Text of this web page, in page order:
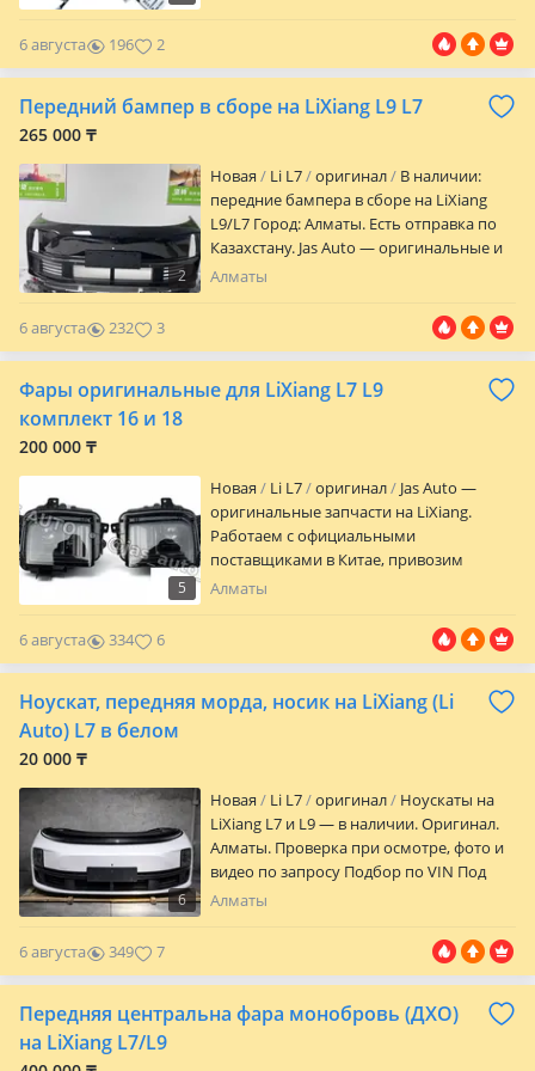
проверенные аналоговые запчасти
Доставка по всему Казахстану и странам
СНГ Конкурентные цены и оперативные
сроки поставки Напишите нам модель
решение.
и др.). В наличии: оригинальные новые
камеры на Лисян LiXiang Li L9/L7/L6
Город: Алматы. Отправка по Казахстану
есть.
6 августа 196 2
Передний бампер в сборе на LiXiang L9 L7
265 000 ₸
2
Новая Li L7 оригинал
В наличии:
передние бампера в сборе на LiXiang
L9/L7 Город: Алматы. Есть отправка по
Казахстану. Jas Auto — оригинальные и
OEM запчасти на LiXiang. Работаем с
привозим любые запчасти под заказ на
китайские марки авто: LiXiang, Geely,
Changan, BYD и др.
Алматы
6 августа 232 3
Фары оригинальные для LiXiang L7 L9
комплект 16 и 18
200 000 ₸
5
Новая Li L7 оригинал
Jas Auto —
оригинальные запчасти на LiXiang.
Работаем с официальными
поставщиками в Китае, привозим
любые запчасти под заказ на китайские
и др.). В наличии: оригинальные фары
LiXiang L7 18-пиновые (левая + правая/
комплект) Город: Алматы. Отправка по
Казахстану есть.
Алматы
6 августа 334 6
Ноускат, передняя морда, носик на LiXiang (Li
Auto) L7 в белом
20 000 ₸
6
Новая Li L7 оригинал
Ноускаты на
LiXiang L7 и L9 — в наличии. Оригинал.
Алматы. Проверка при осмотре, фото и
видео по запросу Подбор по VIN Под
заказ из Китая привезем любые
10 дней Самовывоз или отправка по
Казахстану Пишите или звоните —
отвечаем быстро Jas Auto —
проверенное качество.
Алматы
6 августа 349 7
Передняя центральна фара монобровь (ДХО)
на LiXiang L7/L9